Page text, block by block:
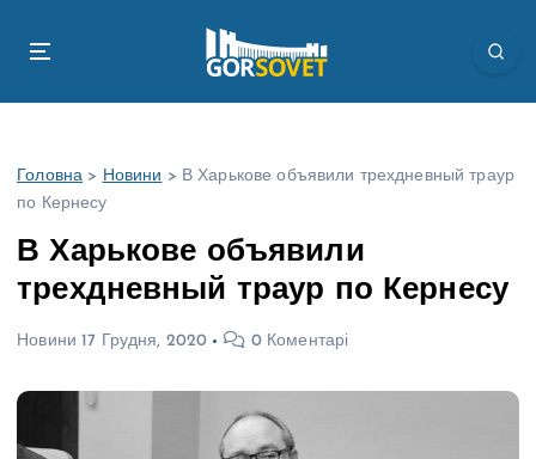
Головна > Новини > В Харькове объявили трехдневный траур
по Кернесу
В Харькове объявили
трехдневный траур по Кернесу
Новини 17 Грудня, 2020 0 Коментарі